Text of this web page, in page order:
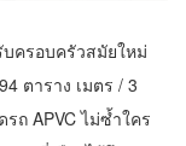
ครอบครัวสมัยใหม่
ตาราง เมตร / 3
ถ APVC ไม่ซ้ำใคร